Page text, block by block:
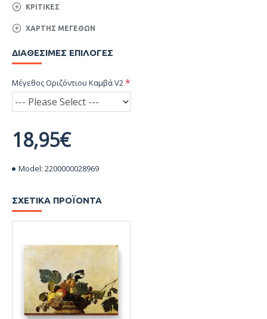
ΚΡΙΤΙΚΈΣ
ΧΆΡΤΗΣ ΜΕΓΕΘΏΝ
Model: 2200000028969
18,95€
ΔΙΑΘΈΣΙΜΕΣ ΕΠΙΛΟΓΈΣ
Μέγεθος Οριζόντιου Καμβά V2
ΣΧΕΤΙΚΆ ΠΡΟΪΌΝΤΑ